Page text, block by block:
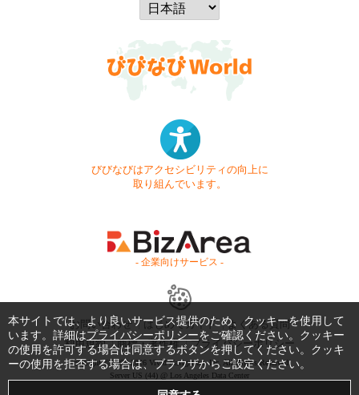
びびなびはアクセシビリティの向上に
取り組んでいます。
- 企業向けサービス -
お問い合わせ はじめてガイド
よくある質問
利用規約
商標・著作権 プライバシーポリシー
Copyright © 1999-2026 Vivid Navigation, Inc. All Rights Reserved.
Server US (44) @ Los Angeles Data Center
本サイトでは、より良いサービス提供のため、クッキーを使用して
います。詳細はプライバシーポリシーをご確認ください。クッキー
の使用を許可する場合は同意するボタンを押してください。クッキ
ーの使用を拒否する場合は、ブラウザからご設定ください。